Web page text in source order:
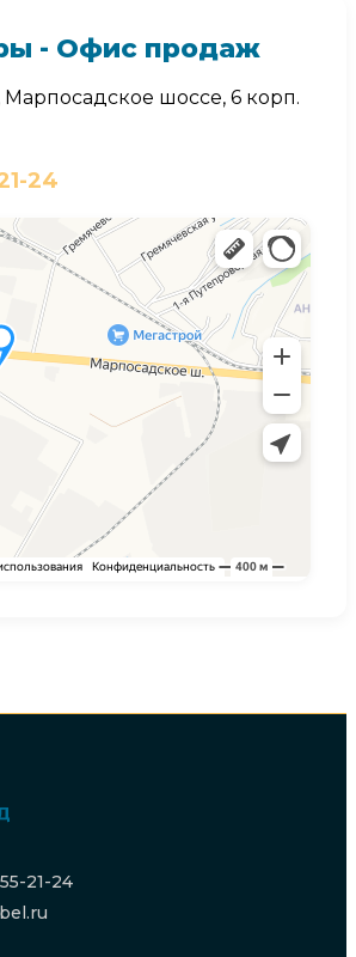
- Офис продаж
Марпосадское шоссе, 6 корп.
24
21-24